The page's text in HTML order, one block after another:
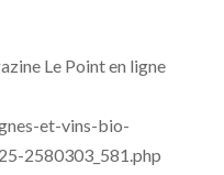
Le Point en ligne
et-vins-bio-
2580303_581.php